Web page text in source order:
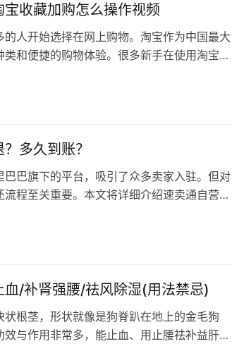
收藏加购怎么操作视频
人开始选择在网上购物。淘宝作为中国最大
和便捷的购物体验。很多新手在使用淘宝
多久到账？
巴旗下的平台，吸引了众多卖家入驻。但对
程至关重要。本文将详细介绍速卖通自营退
/补肾强腰/祛风除湿(用法禁忌)
根茎，形状就像是狗脊趴在地上的金毛狗
与作用非常多，能止血、用止腰祛补益肝
禁祛风除湿等…